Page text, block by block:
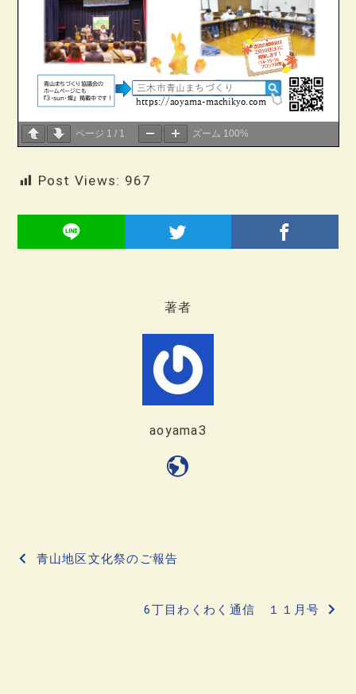
ページ 1 / 1 ズーム 100%
Post Views: 967
著者
aoyama3
投
青山地区文化祭のご報告
6丁目わくわく通信 １１月号